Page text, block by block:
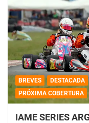
BREVES DESTACADA
PRÓXIMA COBERTURA
IAME SERIES